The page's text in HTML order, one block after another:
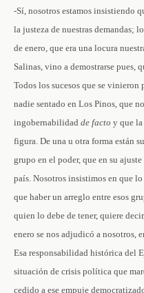
-Sí, nosotros estamos insistiendo
la justeza de nuestras demandas;
de enero, que era una locura
Salinas, vino a demostrarse pues,
Todos los sucesos que se
nadie sentado en Los Pinos, que
ingobernabilidad de facto y que
figura. De una u otra forma están
grupo en el poder, que en su
país. Nosotros insistimos en que
que haber un arreglo entre esos
quien lo debe de tener, quiere
enero se nos adjudicó a nosotros,
Esa responsabilidad histórica del
situación de crisis política que
cedido a ese empuje